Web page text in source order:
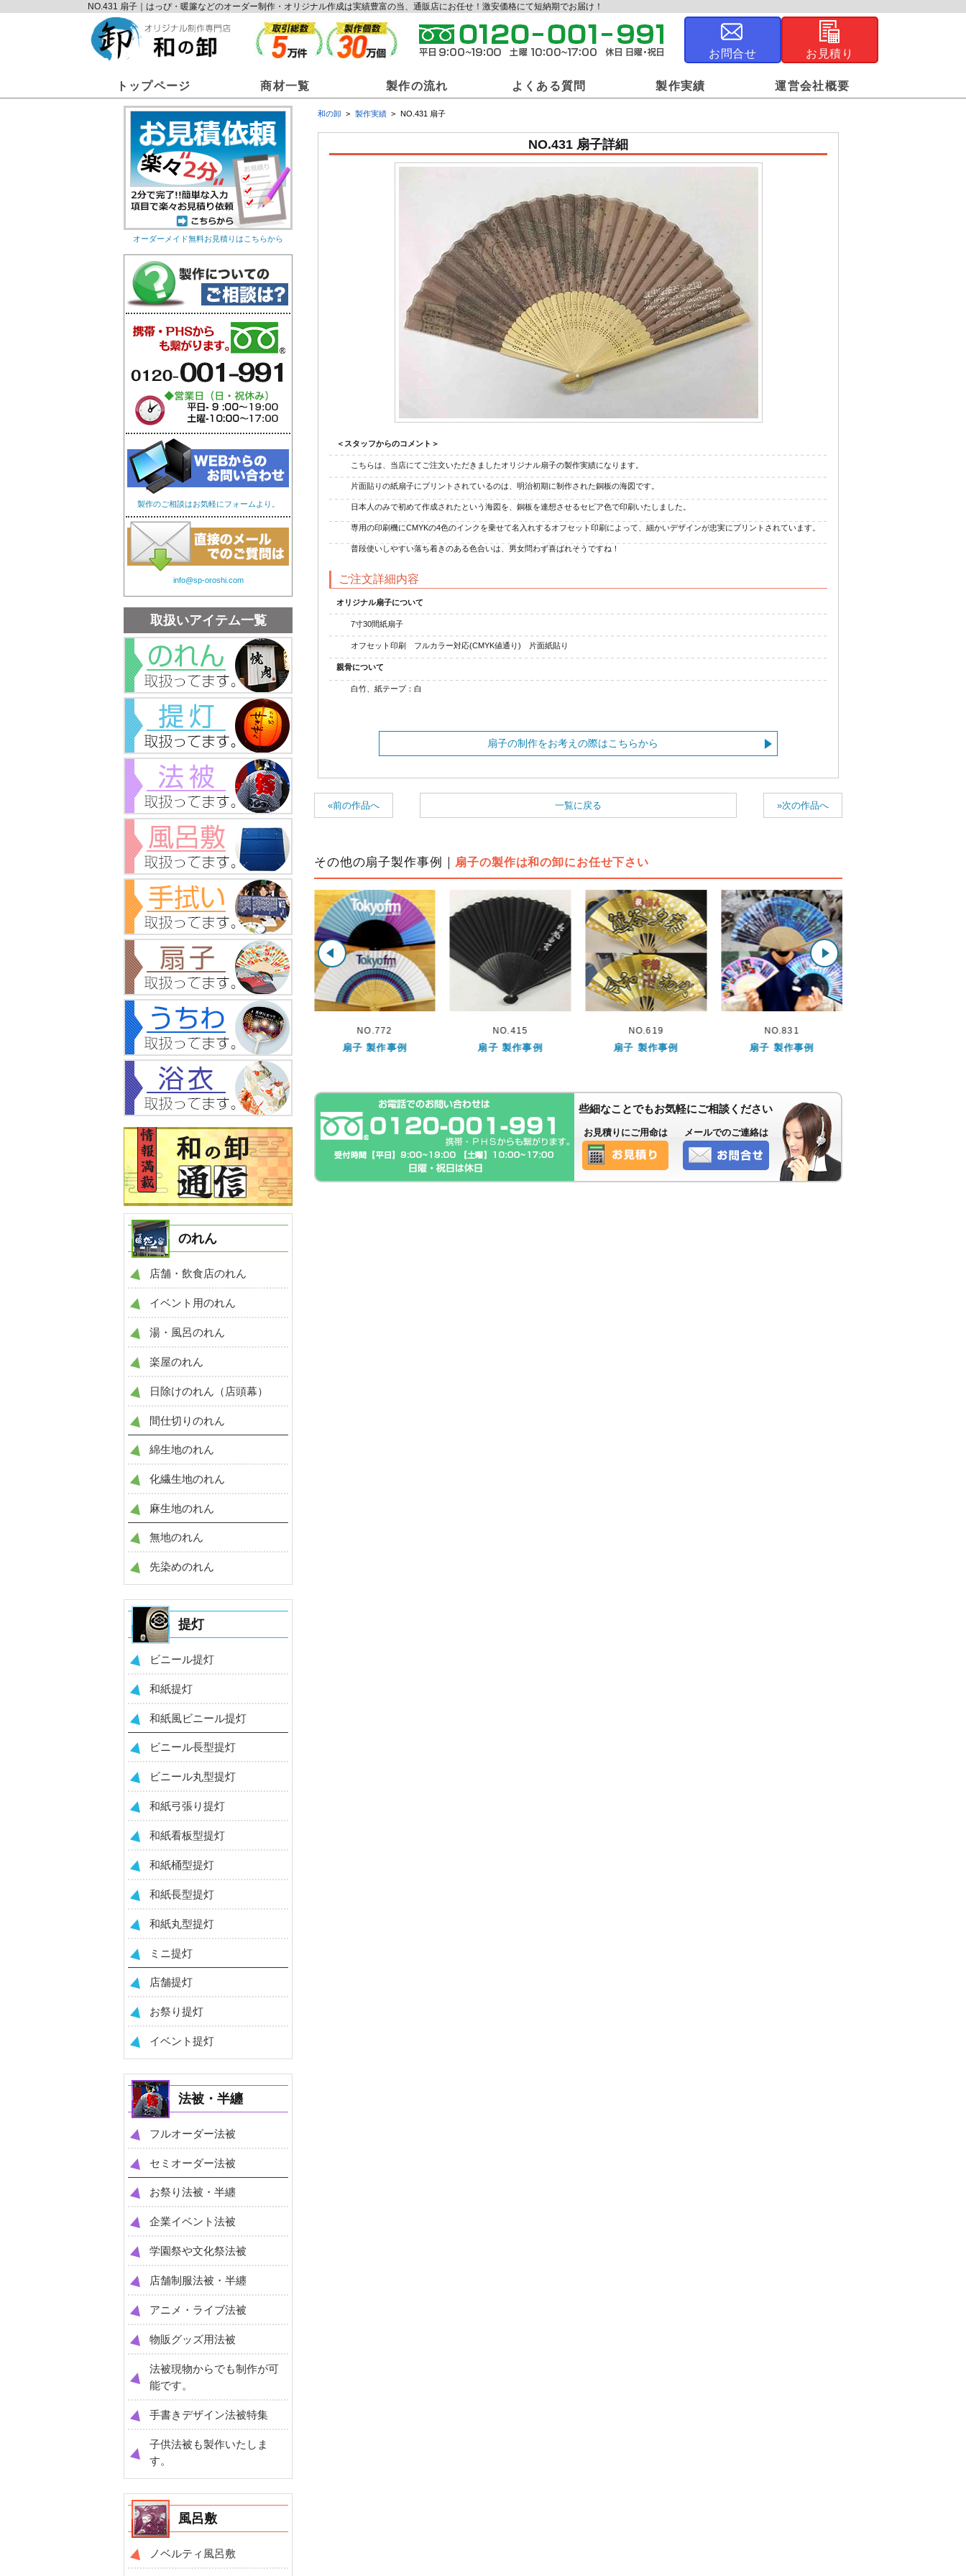
NO.431 扇子｜はっぴ・暖簾などのオーダー制作・オリジナル作成は実績豊富の当、通販店にお任せ！激安価格にて短納期でお届け！
お問合せ お見積り
トップページ 商材一覧
和の卸商材一覧
オリジナルのれん オリジナル提灯 オリジナル法被 オリジナル風呂敷
オリジナル手ぬぐい オリジナル扇子
製作の流れ よくある質問 製作実績 運営会社概要
和の卸 製作実績 NO.431 扇子
NO.431 扇子詳細
＜スタッフからのコメント＞
こちらは、当店にてご注文いただきましたオリジナル扇子の製作実績になります。
片面貼りの紙扇子にプリントされているのは、明治初期に制作された銅板の海図です。
日本人のみで初めて作成されたという海図を、銅板を連想させるセピア色で印刷いたしました。
専用の印刷機にCMYKの4色のインクを乗せて名入れするオフセット印刷によって、細かいデザインが忠実にプリントされています。
普段使いしやすい落ち着きのある色合いは、男女問わず喜ばれそうですね！
ご注文詳細内容
オリジナル扇子について
7寸30間紙扇子
オフセット印刷 フルカラー対応(CMYK値通り) 片面紙貼り
親骨について
白竹、紙テープ：白
扇子の制作をお考えの際はこちらから
«前の作品へ »次の作品へ
一覧に戻る
その他の扇子製作事例｜扇子の製作は和の卸にお任せ下さい
扇子 製作事例
NO.772
扇子 製作事例
NO.415
扇子 製作事例
NO.619
扇子 製作事例
NO.831
扇子 製作事例
NO.502
扇子 製作事例
些細なことでもお気軽にご相談ください
お見積りにご用命は メールでのご連絡は
オーダーメイド無料お見積りはこちらから
製作のご相談はお気軽にフォームより。
info@sp-oroshi.com
取扱いアイテム一覧
のれん
店舗・飲食店のれん
イベント用のれん
湯・風呂のれん
楽屋のれん
日除けのれん（店頭幕）
間仕切りのれん
綿生地のれん
化繊生地のれん
麻生地のれん
無地のれん
先染めのれん
提灯
ビニール提灯
和紙提灯
和紙風ビニール提灯
ビニール長型提灯
ビニール丸型提灯
和紙弓張り提灯
和紙看板型提灯
和紙桶型提灯
和紙長型提灯
和紙丸型提灯
ミニ提灯
店舗提灯
お祭り提灯
イベント提灯
法被・半纏
フルオーダー法被
セミオーダー法被
お祭り法被・半纏
企業イベント法被
学園祭や文化祭法被
店舗制服法被・半纏
アニメ・ライブ法被
物販グッズ用法被
法被現物からでも制作が可
能です。
手書きデザイン法被特集
子供法被も製作いたしま
す。
風呂敷
ノベルティ風呂敷